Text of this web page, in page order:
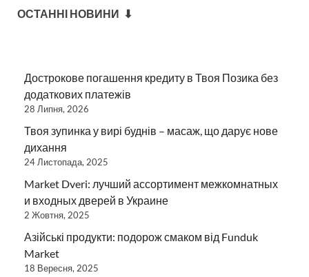
ОСТАННІ НОВИНИ ⬇
Дострокове погашення кредиту в Твоя Позика без
додаткових платежів
28 Липня, 2026
Твоя зупинка у вирі буднів – масаж, що дарує нове
дихання
24 Листопада, 2025
Market Dveri: лучший ассортимент межкомнатных
и входных дверей в Украине
2 Жовтня, 2025
Азійські продукти: подорож смаком від Funduk
Market
18 Вересня, 2025